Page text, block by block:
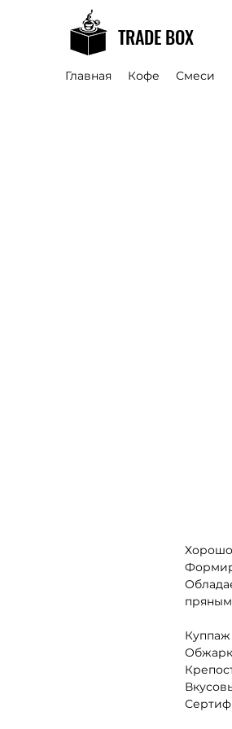
TRADE BOX
Главная Кофе Смеси
Хорошо
Куппаж